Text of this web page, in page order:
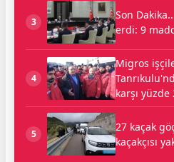
3
Son
erdi: 9
4
Migros
karşı
5
27 kaçak
kaçakçısı